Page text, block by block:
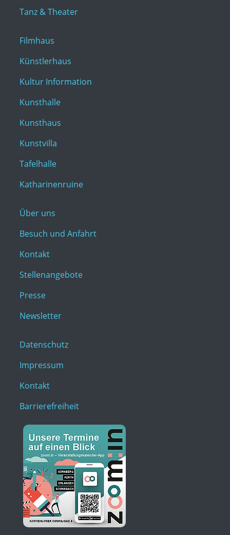
Tanz & Theater
Filmhaus
Künstlerhaus
Kultur Information
Kunsthalle
Kunsthaus
Kunstvilla
Tafelhalle
Katharinenruine
Über uns
Besuch und Anfahrt
Kontakt
Stellenangebote
Presse
Newsletter
Datenschutz
Impressum
Kontakt
Barrierefreiheit